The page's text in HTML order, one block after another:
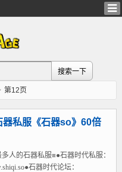
第12页
私服《石器so》60倍
人的石器私服≡●石器时代私服：
石器时代论坛：